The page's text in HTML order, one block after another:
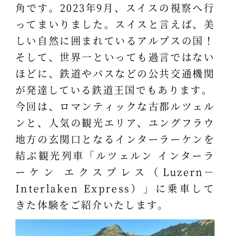
角です。2023年9月、スイスの視察へ行
ってまいりました。スイスと言えば、美
しい自然に囲まれているアルプスの国！
そして、世界一といっても過言ではない
ほどに、鉄道やバスなどの公共交通機関
が発達している鉄道王国でもあります。
今回は、ロマンティックな古都ルツェル
ンと、人気の観光エリア、ユングフラウ
地方の玄関口となるインターラーケンを
結ぶ観光列車「ルツェルン インターラ
ーケン エクスプレス（Luzern－
Interlaken Express）」に乗車して
きた体験をご紹介いたします。